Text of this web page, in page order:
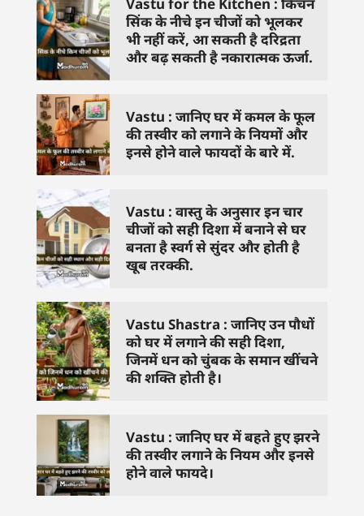
सिंक के नीचे इन चीजों को भूलकर
भी नहीं करें, आ सकती है दरिद्रता
और बढ़ सकती है नकारात्मक ऊर्जा.
Vastu : जानिए घर में कमल के फूल
की तस्वीर को लगाने के नियमों और
इनसे होने वाले फायदों के बारे में.
Vastu : वास्तु के अनुसार इन चार
चीजों को सही दिशा में बनाने से घर
बनता है स्वर्ग से सुंदर और होती है
खूब तरक्की.
Vastu Shastra : जानिए उन पौधों
को घर में लगाने की सही दिशा,
जिनमें धन को चुंबक के समान खींचने
की शक्ति होती है।
Vastu : जानिए घर में बहते हुए झरने
की तस्वीर लगाने के नियम और इनसे
होने वाले फायदे।